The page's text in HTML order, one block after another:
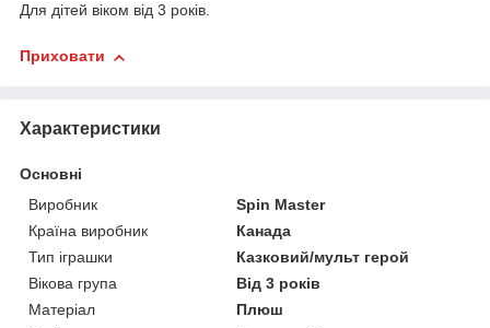
Для дітей віком від 3 років.
Приховати
Характеристики
Основні
Виробник
Spin Master
Країна виробник
Канада
Тип іграшки
Казковий/мульт герой
Вікова група
Від 3 років
Матеріал
Плюш